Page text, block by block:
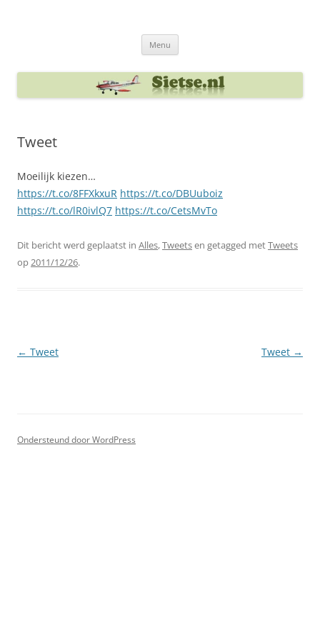
Menu
Tweet
Moeilijk kiezen…
https://t.co/8FFXkxuR https://t.co/DBUuboiz
https://t.co/lR0ivlQ7 https://t.co/CetsMvTo
Dit bericht werd geplaatst in Alles,Tweetsen getagged metTweets
op2011/12/26.
Berichtnavigatie
← Tweet Tweet →
Ondersteund door WordPress